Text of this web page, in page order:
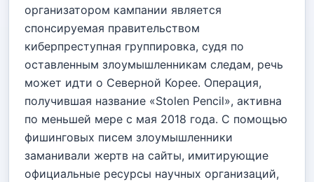
организатором кампании является
спонсируемая правительством
киберпреступная группировка, судя по
оставленным злоумышленникам следам, речь
может идти о Северной Корее. Операция,
получившая название «Stolen Pencil», активна
по меньшей мере с мая 2018 года. С помощью
фишинговых писем злоумышленники
заманивали жертв на сайты, имитирующие
официальные ресурсы научных организаций,